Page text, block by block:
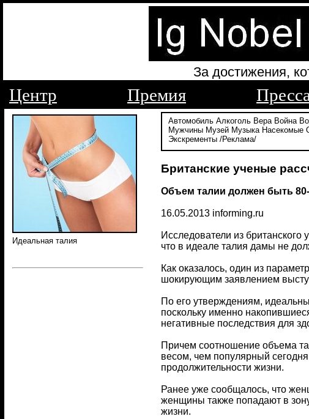
За достижения,
Центр Премия Пресса
Идеальная талия
Автомобиль Алкоголь Вера Война
Мужчины Музей Музыка Насекомые
Экскременты /Реклама/
Британские ученые
Объем талии должен быть
16.05.2013 informing.ru
Исследователи из
что в идеале талия дамы не
Как оказалось, один из
шокирующим заявлением
По его утверждениям,
поскольку именно
негативные последствия для
Причем соотношение объема
весом, чем популярный
продолжительности жизни.
Ранее уже сообщалось, что
женщины также попадают в
жизни.